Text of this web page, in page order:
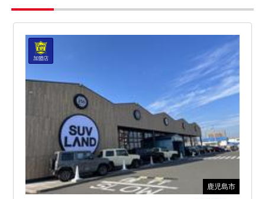
鹿児島市